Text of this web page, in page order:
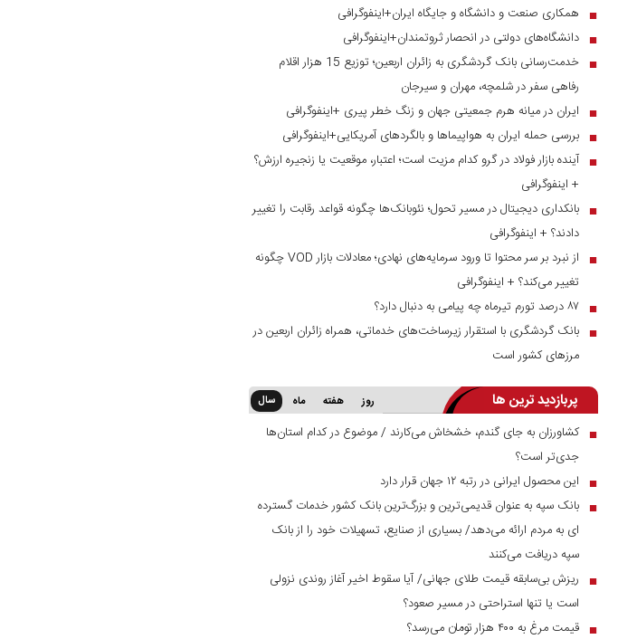
■ همکاری صنعت و دانشگاه و جایگاه ایران+اینفوگرافی
■ دانشگاه‌های دولتی در انحصار ثروتمندان+اینفوگرافی
■
خدمت‌رسانی بانک گردشگری به زائران اربعین؛ توزیع 15 هزار اقلام
رفاهی سفر در شلمچه، مهران و سیرجان
■ ایران در میانه هرم جمعیتی جهان و زنگ خطر پیری +اینفوگرافی
■ بررسی حمله ایران به هواپیماها و بالگردهای آمریکایی+اینفوگرافی
■ آینده بازار فولاد در گرو کدام مزیت است؛ اعتبار، موقعیت یا زنجیره ارزش؟
+ اینفوگرافی
■ بانکداری دیجیتال در مسیر تحول؛ نئوبانک‌ها چگونه قواعد رقابت را تغییر
دادند؟ + اینفوگرافی
■
از نبرد بر سر محتوا تا ورود سرمایه‌های نهادی؛ معادلات بازار VOD چگونه
تغییر می‌کند؟ + اینفوگرافی
■ ۸۷ درصد تورم تیرماه چه پیامی به دنبال دارد؟
■ بانک گردشگری با استقرار زیرساخت‌های خدماتی، همراه زائران اربعین در
مرز‌های کشور است
پربازدید ترین ها روز هفته ماه سال
■ کشاورزان به جای گندم، خشخاش می‌کارند / موضوع در کدام استان‌ها
جدی‌تر است؟
■ این محصول ایرانی در رتبه ۱۲ جهان قرار دارد
■ بانک سپه به عنوان قدیمی‌ترین و بزرگ‌ترین بانک کشور خدمات گسترده
ای به مردم ارائه می‌دهد/ بسیاری از صنایع، تسهیلات خود را از بانک
سپه دریافت می‌کنند
■
ریزش بی‌سابقه قیمت طلای جهانی/ آیا سقوط اخیر آغاز روندی نزولی
است یا تنها استراحتی در مسیر صعود؟
■ قیمت مرغ به ۴۰۰ هزار تومان می‌رسد؟